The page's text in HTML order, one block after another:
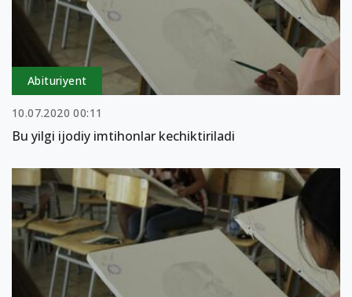
Abituriyent
10.07.2020 00:11
Bu yilgi ijodiy imtihonlar kechiktiriladi